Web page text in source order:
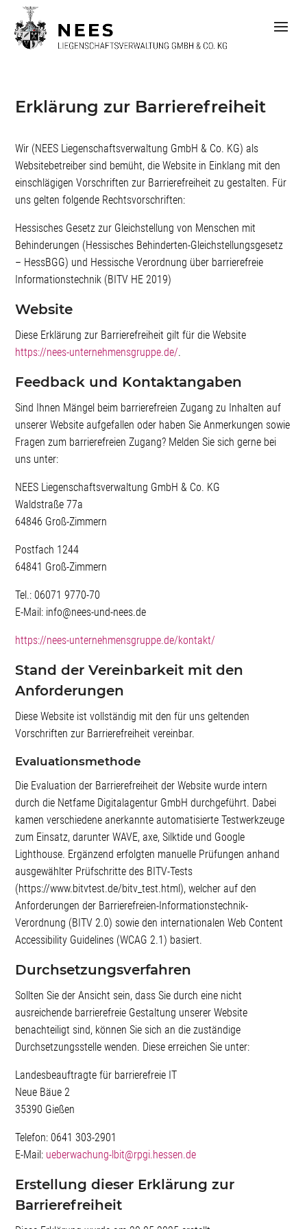
Erklärung zur Barrierefreiheit
Wir (NEES Liegenschaftsverwaltung GmbH & Co. KG) als
Websitebetreiber sind bemüht, die Website in Einklang mit den
einschlägigen Vorschriften zur Barrierefreiheit zu gestalten. Für
uns gelten folgende Rechtsvorschriften:
Hessisches Gesetz zur Gleichstellung von Menschen mit
Behinderungen (Hessisches Behinderten-Gleichstellungsgesetz
– HessBGG) und Hessische Verordnung über barrierefreie
Informationstechnik (BITV HE 2019)
Website
Diese Erklärung zur Barrierefreiheit gilt für die Website
https://nees-unternehmensgruppe.de/.
Feedback und Kontaktangaben
Sind Ihnen Mängel beim barrierefreien Zugang zu Inhalten auf
unserer Website aufgefallen oder haben Sie Anmerkungen sowie
Fragen zum barrierefreien Zugang? Melden Sie sich gerne bei
uns unter:
NEES Liegenschaftsverwaltung GmbH & Co. KG
Waldstraße 77a
64846 Groß-Zimmern
Postfach 1244
64841 Groß-Zimmern
Tel.: 06071 9770-70
E-Mail: info@nees-und-nees.de
https://nees-unternehmensgruppe.de/kontakt/
Stand der Vereinbarkeit mit den
Anforderungen
Diese Website ist vollständig mit den für uns geltenden
Vorschriften zur Barrierefreiheit vereinbar.
Evaluationsmethode
Die Evaluation der Barrierefreiheit der Website wurde intern
durch die Netfame Digitalagentur GmbH durchgeführt. Dabei
kamen verschiedene anerkannte automatisierte Testwerkzeuge
zum Einsatz, darunter WAVE, axe, Silktide und Google
Lighthouse. Ergänzend erfolgten manuelle Prüfungen anhand
ausgewählter Prüfschritte des BITV-Tests
(https://www.bitvtest.de/bitv_test.html), welcher auf den
Anforderungen der Barrierefreien-Informationstechnik-
Verordnung (BITV 2.0) sowie den internationalen Web Content
Accessibility Guidelines (WCAG 2.1) basiert.
Durchsetzungsverfahren
Sollten Sie der Ansicht sein, dass Sie durch eine nicht
ausreichende barrierefreie Gestaltung unserer Website
benachteiligt sind, können Sie sich an die zuständige
Durchsetzungsstelle wenden. Diese erreichen Sie unter:
Landesbeauftragte für barrierefreie IT
Neue Bäue 2
35390 Gießen
Telefon: 0641 303-2901
E-Mail: ueberwachung-lbit@rpgi.hessen.de
Erstellung dieser Erklärung zur
Barrierefreiheit